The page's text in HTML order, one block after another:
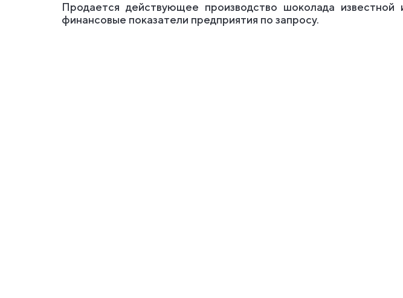
Продается действующее производство шоколада
финансовые показатели предприятия по запросу.